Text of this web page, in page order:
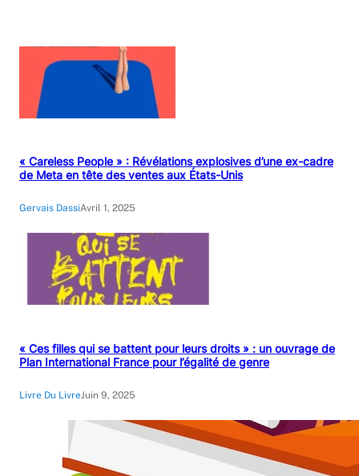
« Careless People » : Révélations explosives d’une ex-cadre
de Meta en tête des ventes aux États-Unis
Gervais DassiAvril 1, 2025
« Ces filles qui se battent pour leurs droits » : un ouvrage de
Plan International France pour l’égalité de genre
Livre Du LivreJuin 9, 2025